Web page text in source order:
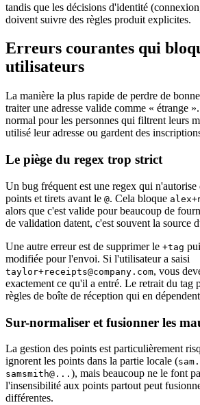
tandis que les décisions d'identité
doivent suivre des règles produit explicites.
Erreurs courantes qui
utilisateurs
La manière la plus rapide de perdre de
traiter une adresse valide comme « étrange
normal pour les personnes qui filtrent leurs
utilisé leur adresse ou gardent des
Le piège du regex trop strict
Un bug fréquent est une regex qui n'autorise
points et tirets avant le @. Cela bloque
alors que c'est valide pour beaucoup de
de validation datent, c'est souvent la source
Une autre erreur est de supprimer le +tag
modifiée pour l'envoi. Si l'utilisateur a saisi
taylor+receipts@company.com, vous
exactement ce qu'il a entré. Le retrait du tag
règles de boîte de réception qui en
Sur-normaliser et fusionner les
La gestion des points est particulièrement
ignorent les points dans la partie locale (
samsmith@... ), mais beaucoup ne le font
l'insensibilité aux points partout peut
différentes.